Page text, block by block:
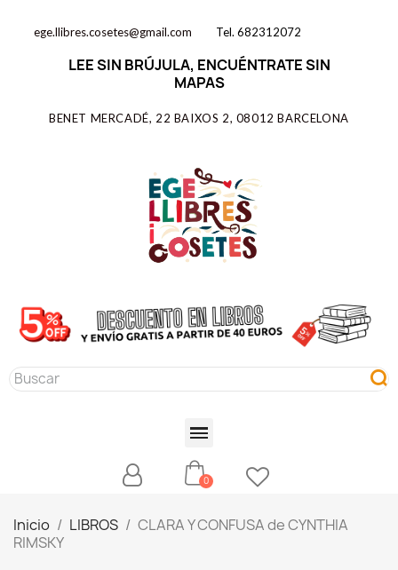
ege.llibres.cosetes@gmail.com Tel. 682312072
LEE SIN BRÚJULA, ENCUÉNTRATE SIN
MAPAS
BENET MERCADÉ, 22 BAIXOS 2, 08012 BARCELONA
Inicio LIBROS
CLARA Y CONFUSA de CYNTHIA
RIMSKY